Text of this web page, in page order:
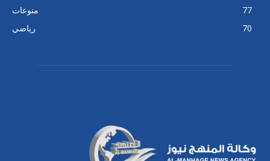
منوعات
77
رياضي
70